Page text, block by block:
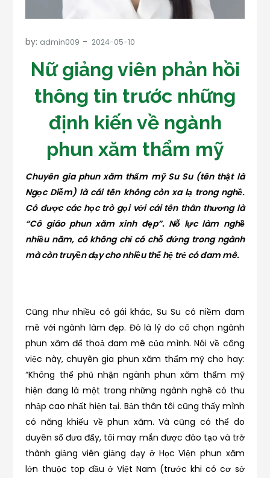
by: admin009
Nữ giảng viên phản hồi
thông tin trước những
định kiến về ngành
phun xăm thẩm mỹ
Chuyên gia phun xăm thẩm mỹ Su Su (tên thật là
Ngọc Diễm) là cái tên không còn xa lạ trong nghề.
Cô được các học trò gọi với cái tên thân thương là
“Cô giáo phun xăm xinh đẹp”. Nỗ lực làm nghề
nhiều năm, cô không chỉ có chỗ đứng trong ngành
mà còn truyền dạy cho nhiều thế hệ trẻ có đam mê.
Cũng như nhiều cô gái khác, Su Su có niềm đam
mê với ngành làm đẹp. Đó là lý do cô chọn ngành
phun xăm để thoả đam mê của mình. Nói về công
việc này, chuyên gia phun xăm thẩm mỹ cho hay:
“Không thể phủ nhận ngành phun xăm thẩm mỹ
hiện đang là một trong những ngành nghề có thu
nhập cao nhất hiện tại. Bản thân tôi cũng thấy mình
có năng khiếu về phun xăm. Và cũng có thể do
duyên số đưa đẩy, tôi may mắn được đào tạo và trở
thành giảng viên giảng dạy ở Học Viện phun xăm
lớn thuộc top đầu ở Việt Nam (trước khi có cơ sở